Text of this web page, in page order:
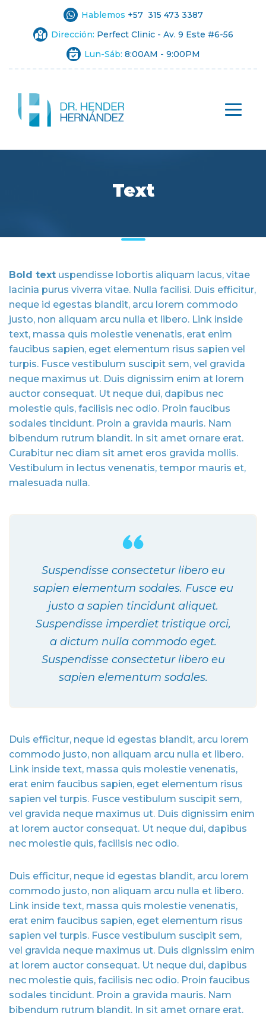
Hablemos +57 315 473 3387
Dirección: Perfect Clinic - Av. 9 Este #6-56
Lun-Sáb: 8:00AM - 9:00PM
Text
Bold text uspendisse lobortis aliquam lacus, vitae
lacinia purus viverra vitae. Nulla facilisi. Duis efficitur,
neque id egestas blandit, arcu lorem commodo
justo, non aliquam arcu nulla et libero. Link inside
text, massa quis molestie venenatis, erat enim
faucibus sapien, eget elementum risus sapien vel
turpis. Fusce vestibulum suscipit sem, vel gravida
neque maximus ut. Duis dignissim enim at lorem
auctor consequat. Ut neque dui, dapibus nec
molestie quis, facilisis nec odio. Proin faucibus
sodales tincidunt. Proin a gravida mauris. Nam
bibendum rutrum blandit. In sit amet ornare erat.
Curabitur nec diam sit amet eros gravida mollis.
Vestibulum in lectus venenatis, tempor mauris et,
malesuada nulla.
Suspendisse consectetur libero eu
sapien elementum sodales. Fusce eu
justo a sapien tincidunt aliquet.
Suspendisse imperdiet tristique orci,
a dictum nulla commodo eget.
Suspendisse consectetur libero eu
sapien elementum sodales.
Duis efficitur, neque id egestas blandit, arcu lorem
commodo justo, non aliquam arcu nulla et libero.
Link inside text, massa quis molestie venenatis,
erat enim faucibus sapien, eget elementum risus
sapien vel turpis. Fusce vestibulum suscipit sem,
vel gravida neque maximus ut. Duis dignissim enim
at lorem auctor consequat. Ut neque dui, dapibus
nec molestie quis, facilisis nec odio.
Duis efficitur, neque id egestas blandit, arcu lorem
commodo justo, non aliquam arcu nulla et libero.
Link inside text, massa quis molestie venenatis,
erat enim faucibus sapien, eget elementum risus
sapien vel turpis. Fusce vestibulum suscipit sem,
vel gravida neque maximus ut. Duis dignissim enim
at lorem auctor consequat. Ut neque dui, dapibus
nec molestie quis, facilisis nec odio. Proin faucibus
sodales tincidunt. Proin a gravida mauris. Nam
bibendum rutrum blandit. In sit amet ornare erat.